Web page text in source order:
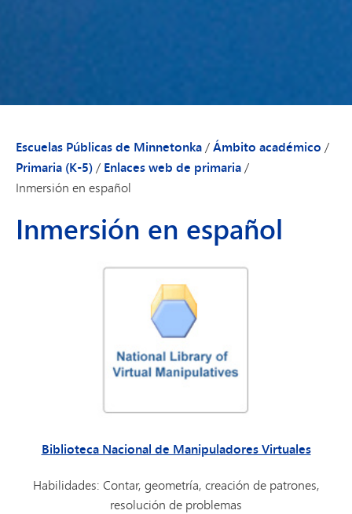
Escuelas Públicas de Minnetonka/Ámbito académico /
Primaria (K-5)/ Enlaces web de primaria/
Inmersión en español
Inmersión en español
Biblioteca Nacional de Manipuladores Virtuales
Habilidades: Contar, geometría, creación de patrones,
resolución de problemas